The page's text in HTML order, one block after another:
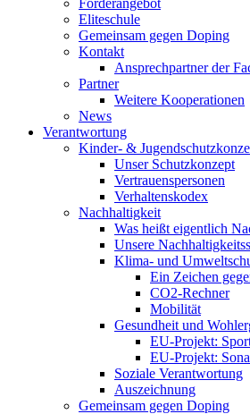
Eliteschule
Gemeinsam gegen Doping
Kontakt
Ansprechpartner der
Partner
Weitere Kooperationen
News
Verantwortung
Kinder- &
Unser Schutzkonzept
Vertrauenspersonen
Verhaltenskodex
Nachhaltigkeit
Was heißt eigentlich
Unsere
Klima- und
Ein Zeichen
CO2-Rechner
Mobilität
Gesundheit und
EU-Projekt:
EU-Projekt:
Soziale Verantwortung
Auszeichnung
Gemeinsam gegen Doping